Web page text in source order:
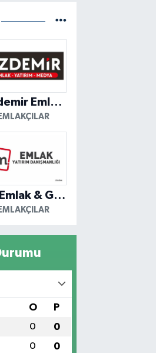
Özdemir Emlak Yatırım
TM Emlak & Gayrimenkul
O P
0 0
0 0